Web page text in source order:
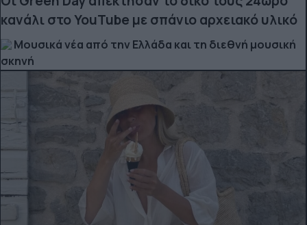
κανάλι στο YouTube με σπάνιο αρχειακό υλικό
Μουσικά νέα από την Ελλάδα και τη διεθνή μουσική
σκηνή